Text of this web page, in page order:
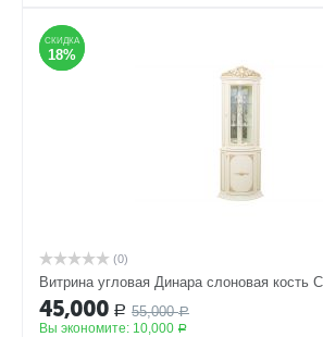
СКИДКА
18%
СКИДКА
18%
(0)
Витрина угловая Динара слоновая кость
45,000 Р 55,000 Р
Вы экономите: 10,000 Р